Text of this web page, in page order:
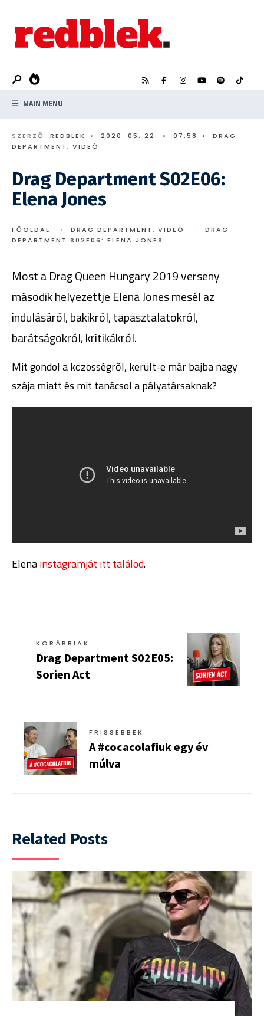
content
MAIN MENU
SZERZŐ: REDBLEK • 2020. 05. 22. • 07:58 •
DRAG
DEPARTMENT, VIDEÓ
Drag Department S02E06:
Elena Jones
FŐOLDAL DRAG DEPARTMENT, VIDEÓ
DRAG
DEPARTMENT S02E06: ELENA JONES
Most a Drag Queen Hungary 2019 verseny
második helyezettje Elena Jones mesél az
indulásáról, bakikról, tapasztalatokról,
barátságokról, kritikákról.
Mit gondol a közösségről, került-e már bajba nagy
szája miatt és mit tanácsol a pályatársaknak?
Elenainstagramját itt találod.
KORÁBBIAK
Drag Department S02E05:
Sorien Act
FRISSEBBEK
A #cocacolafiuk egy év
múlva
Related Posts